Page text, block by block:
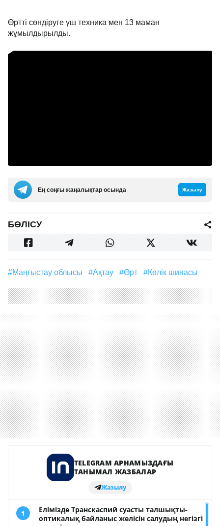
Өртті сөндіруге үш техника мен 13 маман
жұмылдырылды.
Ең соңғы жаңалықтар осында Жазылу
БӨЛІСУ
#Маңғыстау облысы #Ақтау #өрт #көлік шинасы